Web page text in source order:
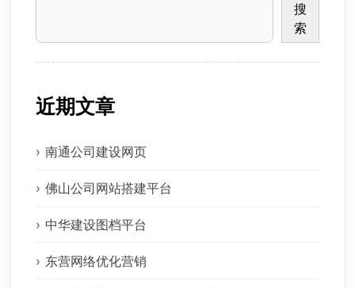
搜
索
近期文章
南通公司建设网页
佛山公司网站搭建平台
中华建设图档平台
东营网络优化营销